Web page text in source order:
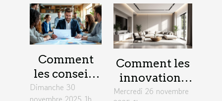
Comment
les conseils
financiers et
Dimanche 30
Comment les
innovations
en domotique
Mercredi 26 novembre